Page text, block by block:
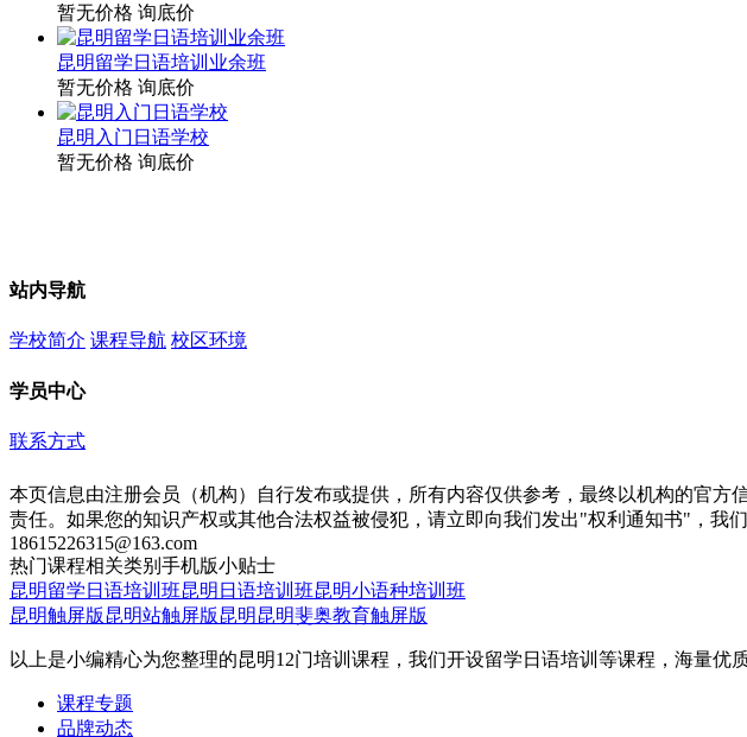
暂无价格 询底价
昆明留学日语培训业余班
暂无价格 询底价
昆明入门日语学校
暂无价格 询底价
站内导航
学校简介 课程导航 校区环境
学员中心
联系方式
本页信息由注册会员（机构）自行发布或提供，所有内容仅供参考，最终以机构的官
责任。如果您的知识产权或其他合法权益被侵犯，请立即向我们发出"权利通知书"，我
18615226315@163.com
热门课程相关类别 手机版小贴士
昆明留学日语培训班昆明日语培训班昆明小语种培训班
昆明触屏版昆明站触屏版昆明昆明斐奥教育触屏版
以上是小编精心为您整理的昆明12门培训课程，我们开设留学日语培训等课程，海量优
课程专题
品牌动态